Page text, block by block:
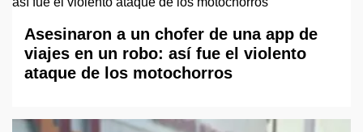
Asesinaron a un chofer de una app de
viajes en un robo: así fue el violento
ataque de los motochorros